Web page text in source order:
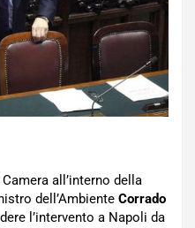
all’interno della
dell’Ambiente Corrado
l’intervento a Napoli da